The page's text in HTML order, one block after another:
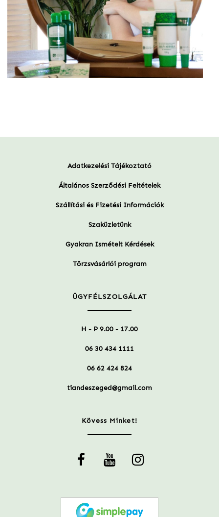
Adatkezelési Tájékoztató
Általános Szerződési Feltételek
Szállítási és Fizetési Információk
Szaküzletünk
Gyakran Ismételt Kérdések
Törzsvásárlói program
ÜGYFÉLSZOLGÁLAT
H - P 9.00 - 17.00
06 30 434 1111
06 62 424 824
tiandeszeged@gmail.com
Kövess Minket!